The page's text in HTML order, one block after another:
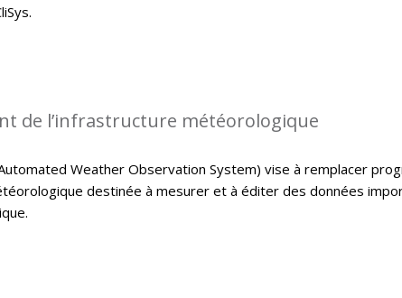
de l’infrastructure météorologique
Weather Observation System) vise à remplacer
destinée à mesurer et à éditer des données